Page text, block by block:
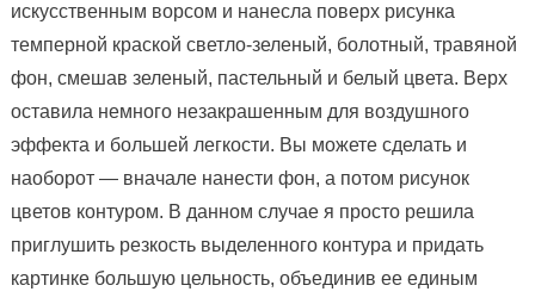
искусственным ворсом и нанесла поверх рисунка
темперной краской светло-зеленый, болотный, травяной
фон, смешав зеленый, пастельный и белый цвета. Верх
оставила немного незакрашенным для воздушного
эффекта и большей легкости. Вы можете сделать и
наоборот — вначале нанести фон, а потом рисунок
цветов контуром. В данном случае я просто решила
приглушить резкость выделенного контура и придать
картинке большую цельность, объединив ее единым